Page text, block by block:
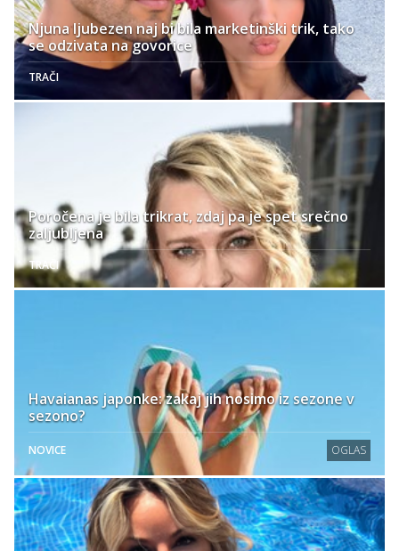
Njuna ljubezen naj bi bila marketinški trik, tako
se odzivata na govorice
TRAČI
Poročena je bila trikrat, zdaj pa je spet srečno
zaljubljena
TRAČI
Havaianas japonke: zakaj jih nosimo iz sezone v
sezono?
NOVICE OGLAS